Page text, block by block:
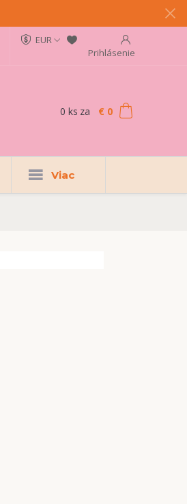
EUR
Prihlásenie
0 ks za € 0
Viac